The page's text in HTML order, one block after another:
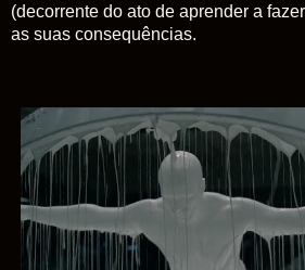
(decorrente do ato de aprender a
as suas consequências.